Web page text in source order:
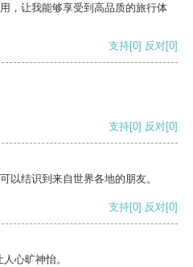
，让我能够享受到高品质的旅行体
支持[0] 反对[0]
支持[0] 反对[0]
以结识到来自世界各地的朋友。
支持[0] 反对[0]
心旷神怡。